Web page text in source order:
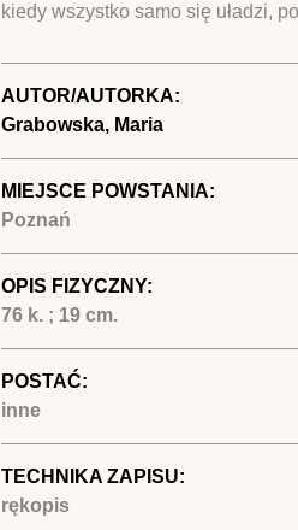
kiedy wszystko samo się uładzi,
AUTOR/AUTORKA:
Grabowska, Maria
MIEJSCE POWSTANIA:
Poznań
OPIS FIZYCZNY:
76 k. ; 19 cm.
POSTAĆ:
inne
TECHNIKA ZAPISU:
rękopis